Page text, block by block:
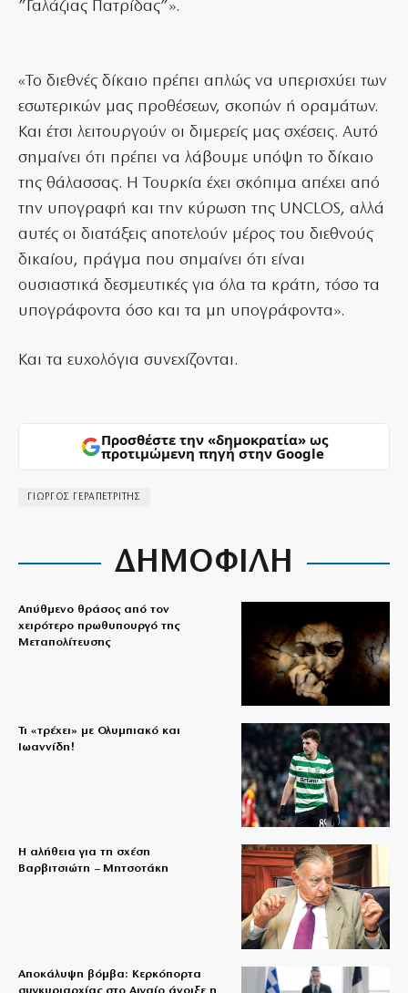
”Γαλάζιας Πατρίδας”».
«Το διεθνές δίκαιο πρέπει απλώς να υπερισχύει των
εσωτερικών μας προθέσεων, σκοπών ή οραμάτων.
Και έτσι λειτουργούν οι διμερείς μας σχέσεις. Αυτό
σημαίνει ότι πρέπει να λάβουμε υπόψη το δίκαιο
της θάλασσας. Η Τουρκία έχει σκόπιμα απέχει από
την υπογραφή και την κύρωση της UNCLOS, αλλά
αυτές οι διατάξεις αποτελούν μέρος του διεθνούς
δικαίου, πράγμα που σημαίνει ότι είναι
ουσιαστικά δεσμευτικές για όλα τα κράτη, τόσο τα
υπογράφοντα όσο και τα μη υπογράφοντα».
Και τα ευχολόγια συνεχίζονται.
Προσθέστε την «δημοκρατία» ως
προτιμώμενη πηγή στην Google
ΓΙΩΡΓΟΣ ΓΕΡΑΠΕΤΡΙΤΗΣ
ΔΗΜΟΦΙΛΗ
Απύθμενο θράσος από τον
χειρότερο πρωθυπουργό της
Μεταπολίτευσης
Τι «τρέχει» με Ολυμπιακό και
Ιωαννίδη!
Η αλήθεια για τη σχέση
Βαρβιτσιώτη – Μητσοτάκη
Αποκάλυψη βόμβα: Κερκόπορτα
συγκυριαρχίας στο Αιγαίο άνοιξε η